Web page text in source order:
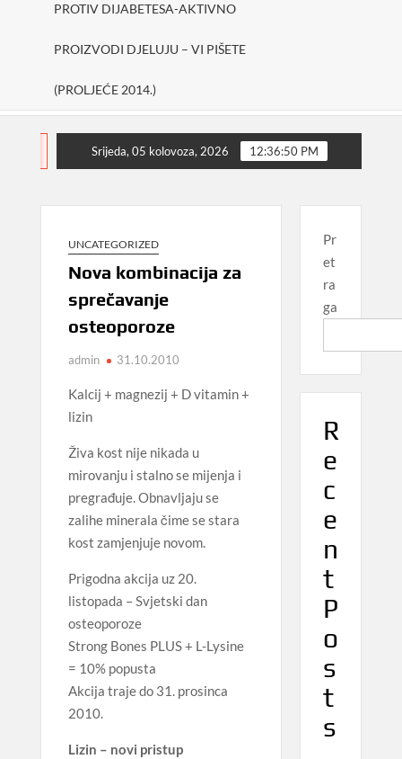
PROTIV DIJABETESA-AKTIVNO
PROIZVODI DJELUJU – VI PIŠETE
(PROLJEĆE 2014.)
SHAKE ONE PURE Protiv
Srijeda, 05 kolovoza, 2026 12:36:51 PM
UNCATEGORIZED
Nova kombinacija za
sprečavanje
osteoporoze
admin 31.10.2010
Kalcij + magnezij + D vitamin +
lizin
Živa kost nije nikada u
mirovanju i stalno se mijenja i
pregrađuje. Obnavljaju se
zalihe minerala čime se stara
kost zamjenjuje novom.
Prigodna akcija uz 20.
listopada – Svjetski dan
osteoporoze
Strong Bones PLUS + L-Lysine
= 10% popusta
Akcija traje do 31. prosinca
2010.
Lizin – novi pristup
Pr
et
ra
ga
R
e
c
e
n
t
P
o
s
t
s